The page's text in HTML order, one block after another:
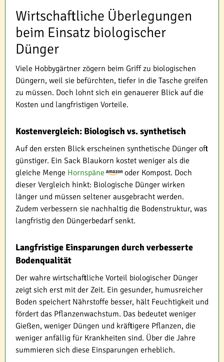
Wirtschaftliche Überlegungen
beim Einsatz biologischer
Dünger
Viele Hobbygärtner zögern beim Griff zu biologischen
Düngern, weil sie befürchten, tiefer in die Tasche greifen
zu müssen. Doch lohnt sich ein genauerer Blick auf die
Kosten und langfristigen Vorteile.
Kostenvergleich: Biologisch vs. synthetisch
Auf den ersten Blick erscheinen synthetische Dünger oft
günstiger. Ein Sack Blaukorn kostet weniger als die
gleiche Menge Hornspäne
oder Kompost. Doch
dieser Vergleich hinkt: Biologische Dünger wirken
länger und müssen seltener ausgebracht werden.
Zudem verbessern sie nachhaltig die Bodenstruktur, was
langfristig den Düngerbedarf senkt.
Langfristige Einsparungen durch verbesserte
Bodenqualität
Der wahre wirtschaftliche Vorteil biologischer Dünger
zeigt sich erst mit der Zeit. Ein gesunder, humusreicher
Boden speichert Nährstoffe besser, hält Feuchtigkeit und
fördert das Pflanzenwachstum. Das bedeutet weniger
Gießen, weniger Düngen und kräftigere Pflanzen, die
weniger anfällig für Krankheiten sind. Über die Jahre
summieren sich diese Einsparungen erheblich.